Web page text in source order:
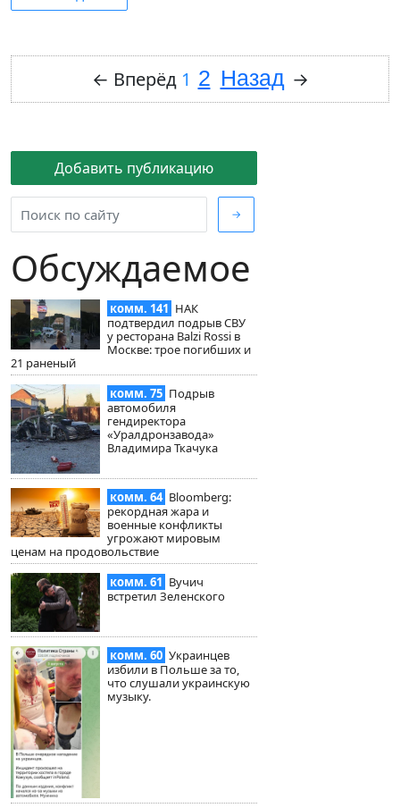
Добавить публикацию
→
Обсуждаемое
комм. 141 НАК
подтвердил подрыв СВУ
у ресторана Balzi Rossi в
Москве: трое погибших и
21 раненый
комм. 75 Подрыв
автомобиля
гендиректора
«Уралдронзавода»
Владимира Ткачука
комм. 64 Bloomberg:
рекордная жара и
военные конфликты
угрожают мировым
ценам на продовольствие
комм. 61 Вучич
встретил Зеленского
комм. 60 Украинцев
избили в Польше за то,
что слушали украинскую
музыку.
← Вперёд 1 2 Назад →